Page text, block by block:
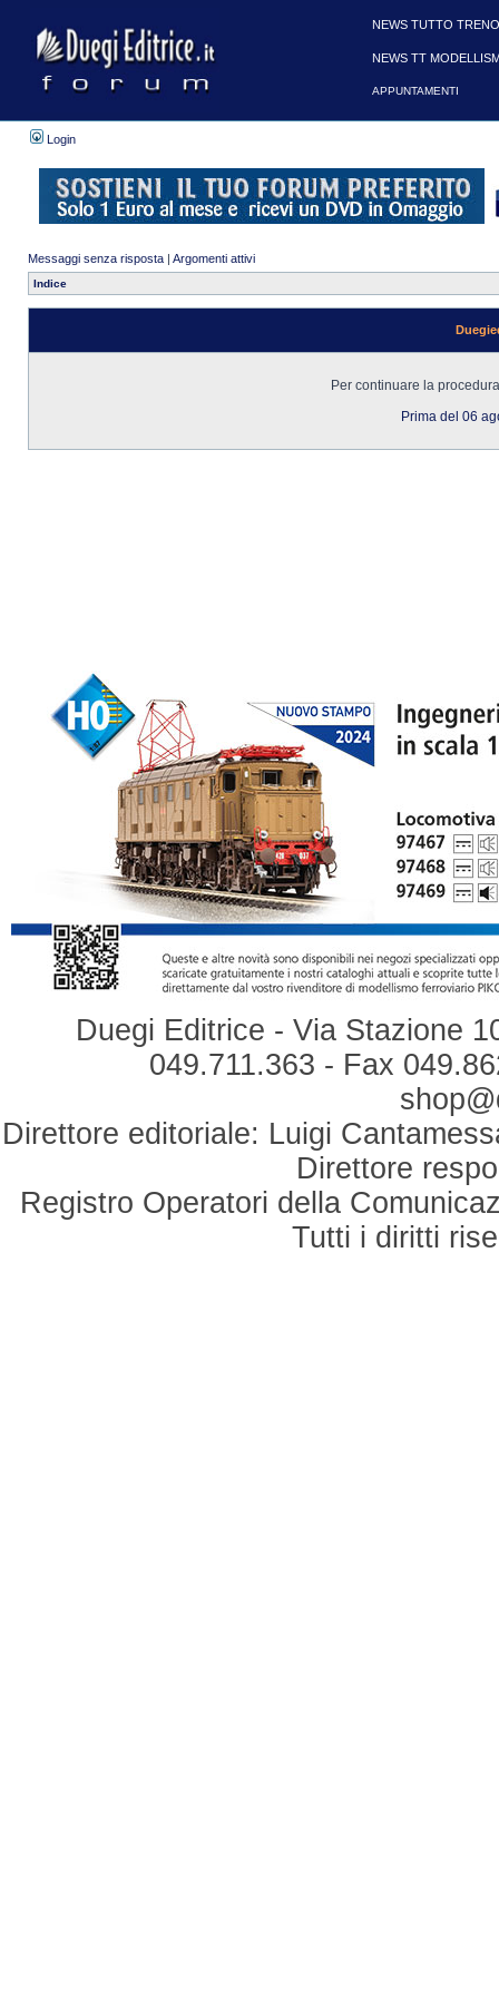
Login
Messaggi senza risposta | Argomenti attivi
Indice
Per continuare la
Prima del 06
Duegi Editrice - Via Stazione
049.711.363 - Fax
Direttore editoriale: Luigi
Direttore
Registro Operatori della
Tutti i diritti
NEWS TUTTO
NEWS TT
APPUNTAMENTI